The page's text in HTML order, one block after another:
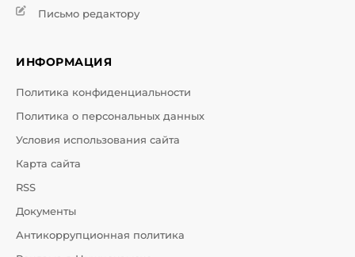
Письмо редактору
ИНФОРМАЦИЯ
Политика конфиденциальности
Политика о персональных данных
Условия использования сайта
Карта сайта
RSS
Документы
Антикоррупционная политика